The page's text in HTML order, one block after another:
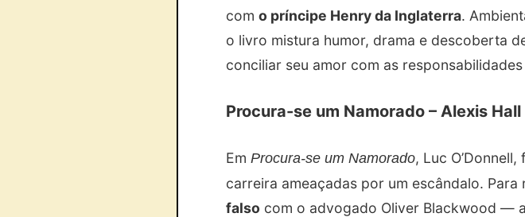
com o príncipe Henry da Inglaterra.
o livro mistura humor, drama e descoberta
conciliar seu amor com as
Procura-se um Namorado – Alexis Hall
Em Procura-se um Namorado, Luc
carreira ameaçadas por um escândalo.
falso com o advogado Oliver Blackwood —